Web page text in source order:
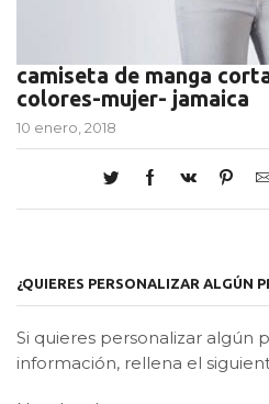
camiseta de manga
colores-mujer- jamaica
10 enero, 2018
¿QUIERES PERSONALIZAR ALGÚN
Si quieres personalizar algún
información, rellena el